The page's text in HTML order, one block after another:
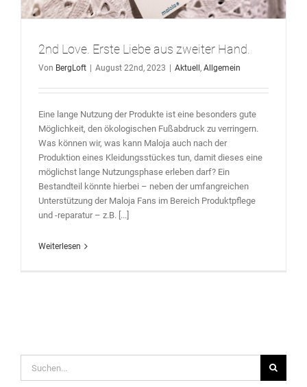
2nd Love. Erste Liebe aus zweiter Hand.
Von BergLoft August 22nd, 2023 Aktuell , Allgemein
Eine lange Nutzung der Produkte ist eine besonders gute
Möglichkeit, den ökologischen Fußabdruck zu verringern.
Was können wir, was kann Maloja auch nach der
Produktion eines Kleidungsstückes tun, damit dieses eine
möglichst lange Nutzungsphase erleben darf? Ein
Bestandteil könnte hierbei – neben der umfangreichen
Unterstützung der Maloja Fans im Bereich Produktpflege
und -reparatur – z.B. [...]
Weiterlesen